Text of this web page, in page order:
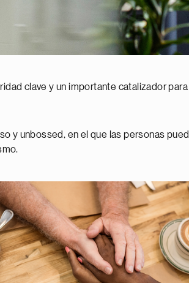
clave y un importante catalizador
y unbossed, en el que las personas